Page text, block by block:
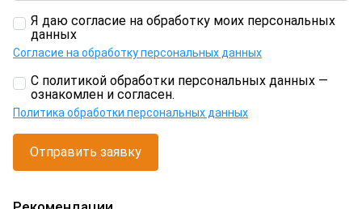
Я даю согласие на обработку моих персональных
данных
Согласие на обработку персональных данных
С политикой обработки персональных данных —
ознакомлен и согласен.
Политика обработки персональных данных
Отправить заявку